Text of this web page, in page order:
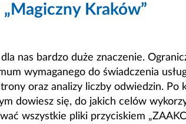
Kraków”
nas bardzo duże znaczenie.
wymaganego do świadczenia
oraz analizy liczby odwiedzin. Po
dowiesz się, do jakich celów
wszystkie pliki przyciskiem